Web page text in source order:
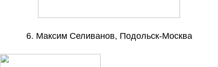
6. Максим Селиванов, Подольск-Москва